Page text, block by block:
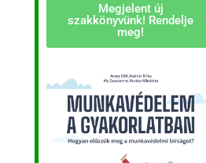
Megjelent új
szakkönyvünk! Rendelje
meg!